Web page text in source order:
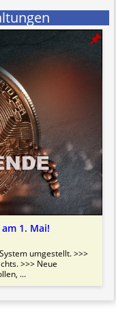
1. Mai!
umgestellt. >>>
>>> Neue
...